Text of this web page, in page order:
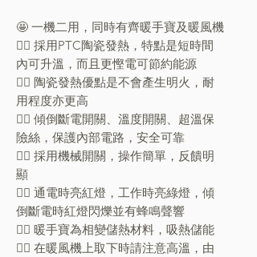
🤩 一機二用，同時有齊暖手寶及暖風機
👍🏼 採用PTC陶瓷發熱，特點是短時間
內可升溫，而且更慳電可節約能源
👍🏼 陶瓷發熱優點是不會產生明火，耐
用程度亦更高
👍🏼 傾倒斷電開關、溫度開關、超溫保
險絲，保護內部電路，安全可靠
👍🏼 採用機械開關，操作簡單，反饋明
顯
👍🏼 通電時亮紅燈，工作時亮綠燈，傾
倒斷電時紅燈閃爍並有蜂鳴聲響
👍🏼 暖手寶為相變儲熱材料，吸熱儲能
👍🏼 在暖風機上取下時請注意高溫，由